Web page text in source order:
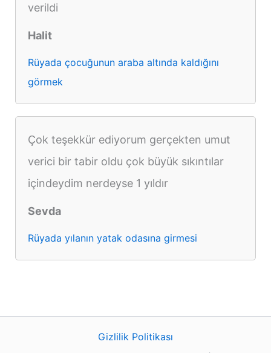
verildi
Halit
Rüyada çocuğunun araba altında kaldığını
görmek
Çok teşekkür ediyorum gerçekten umut
verici bir tabir oldu çok büyük sıkıntılar
içindeydim nerdeyse 1 yıldır
Sevda
Rüyada yılanın yatak odasına girmesi
Gizlilik Politikası